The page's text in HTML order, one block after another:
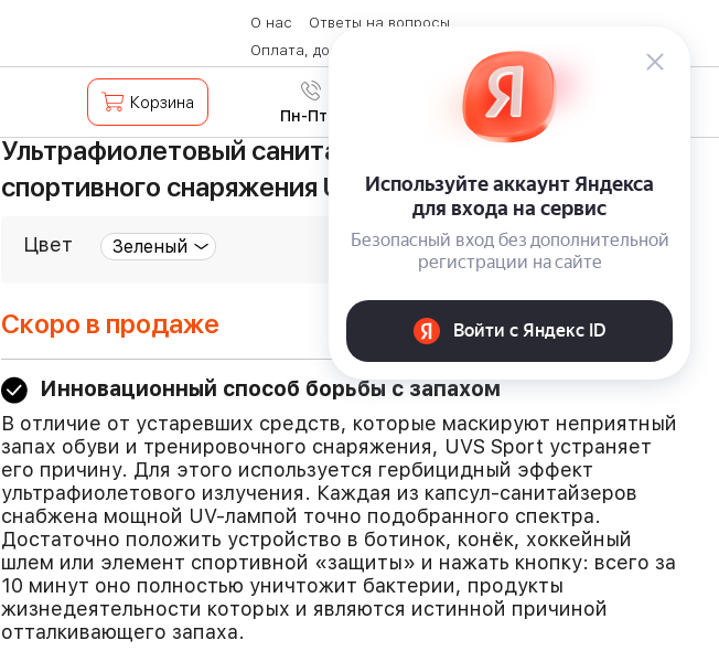
О нас
Ответы на вопросы
Оплата, доставка и возврат товара
Контакты
Корзина 8 (800) 600-28-07
Пн-Пт с 9:00 до 19:00
Ультрафиолетовый санитайзер для обуви и
спортивного снаряжения UVS Sport
Цвет
Скоро в продаже
Инновационный способ борьбы с запахом
В отличие от устаревших средств, которые маскируют неприятный
запах обуви и тренировочного снаряжения, UVS Sport устраняет
его причину. Для этого используется гербицидный эффект
ультрафиолетового излучения. Каждая из капсул-санитайзеров
снабжена мощной UV-лампой точно подобранного спектра.
Достаточно положить устройство в ботинок, конёк, хоккейный
шлем или элемент спортивной «защиты» и нажать кнопку: всего за
10 минут оно полностью уничтожит бактерии, продукты
жизнедеятельности которых и являются истинной причиной
отталкивающего запаха.